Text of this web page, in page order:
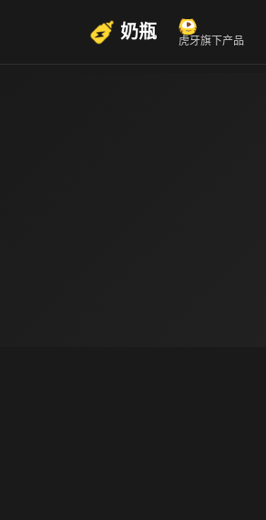
奶瓶 虎牙旗下产品